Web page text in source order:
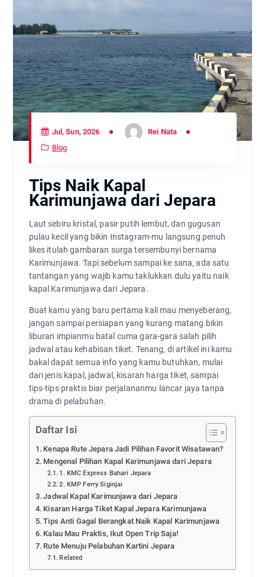
Jul, Sun, 2026
Rei Nata
Blog
Tips Naik Kapal
Karimunjawa dari Jepara
Laut sebiru kristal, pasir putih lembut, dan gugusan
pulau kecil yang bikin Instagram-mu langsung penuh
likes itulah gambaran surga tersembunyi bernama
Karimunjawa. Tapi sebelum sampai ke sana, ada satu
tantangan yang wajib kamu taklukkan dulu yaitu naik
kapal Karimunjawa dari Jepara.
Buat kamu yang baru pertama kali mau menyeberang,
jangan sampai persiapan yang kurang matang bikin
liburan impianmu batal cuma gara-gara salah pilih
jadwal atau kehabisan tiket. Tenang, di artikel ini kamu
bakal dapat semua info yang kamu butuhkan, mulai
dari jenis kapal, jadwal, kisaran harga tiket, sampai
tips-tips praktis biar perjalananmu lancar jaya tanpa
drama di pelabuhan.
Daftar Isi
Kenapa Rute Jepara Jadi Pilihan Favorit Wisatawan?
Mengenal Pilihan Kapal Karimunjawa dari Jepara
1. KMC Express Bahari Jepara
2. KMP Ferry Siginjai
Jadwal Kapal Karimunjawa dari Jepara
Kisaran Harga Tiket Kapal Jepara Karimunjawa
Tips Anti Gagal Berangkat Naik Kapal Karimunjawa
Kalau Mau Praktis, Ikut Open Trip Saja!
Rute Menuju Pelabuhan Kartini Jepara
Related